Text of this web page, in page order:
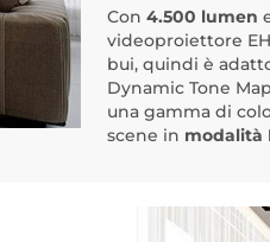
Con 4.500 lumen
videoproiettore
bui, quindi è
Dynamic Tone
una gamma di
scene in modalità